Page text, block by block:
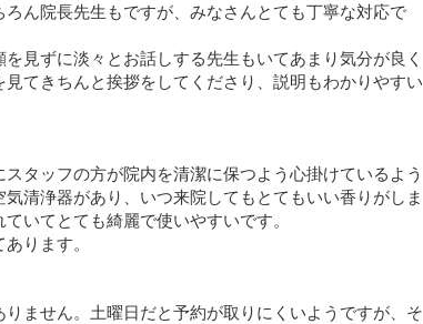
ん院長先生もですが、みなさんとても丁寧な対応で
見ずに淡々とお話しする先生もいてあまり気分が良く
てきちんと挨拶をしてくださり、説明もわかりやすい
タッフの方が院内を清潔に保つよう心掛けているよう
清浄器があり、いつ来院してもとてもいい香りがしま
いてとても綺麗で使いやすいです。
ります。
ません。土曜日だと予約が取りにくいようですが、そ